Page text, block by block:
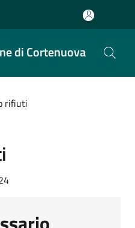
di Cortenuova
rifiuti